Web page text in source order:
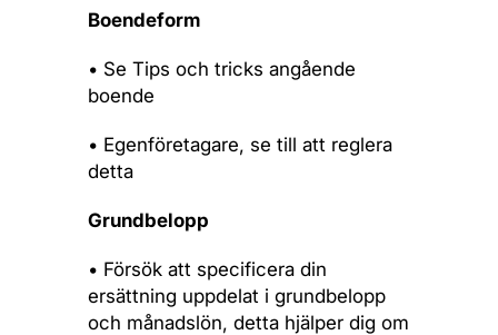
Boendeform
• Se Tips och tricks angående
boende
• Egenföretagare, se till att reglera
detta
Grundbelopp
• Försök att specificera din
ersättning uppdelat i grundbelopp
och månadslön, detta hjälper dig om